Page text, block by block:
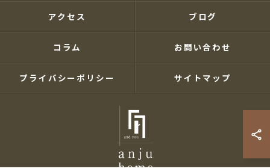
アクセス ブログ
コラム お問い合わせ
プライバシーポリシー サイトマップ